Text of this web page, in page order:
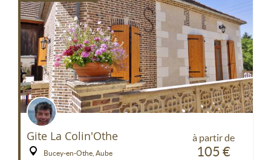
à partir de
105 €
Gite La Colin'Othe
Bucey-en-Othe, Aube